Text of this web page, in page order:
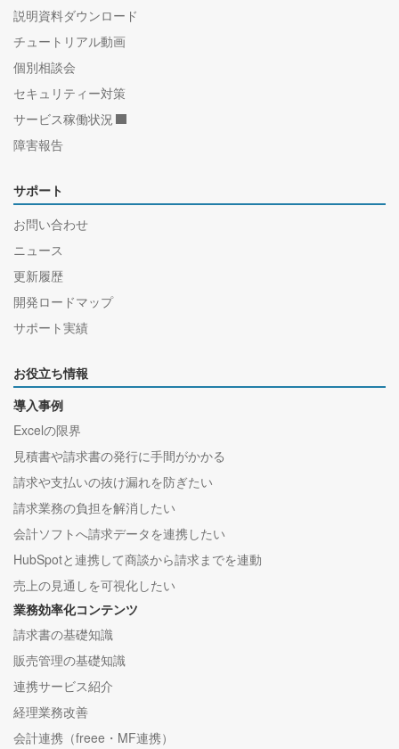
説明資料ダウンロード
チュートリアル動画
個別相談会
セキュリティー対策
サービス稼働状況
障害報告
サポート
お問い合わせ
ニュース
更新履歴
開発ロードマップ
サポート実績
お役立ち情報
導入事例
Excelの限界
見積書や請求書の発行に手間がかかる
請求や支払いの抜け漏れを防ぎたい
請求業務の負担を解消したい
会計ソフトへ請求データを連携したい
HubSpotと連携して商談から請求までを連動
売上の見通しを可視化したい
業務効率化コンテンツ
請求書の基礎知識
販売管理の基礎知識
連携サービス紹介
経理業務改善
会計連携（freee・MF連携）